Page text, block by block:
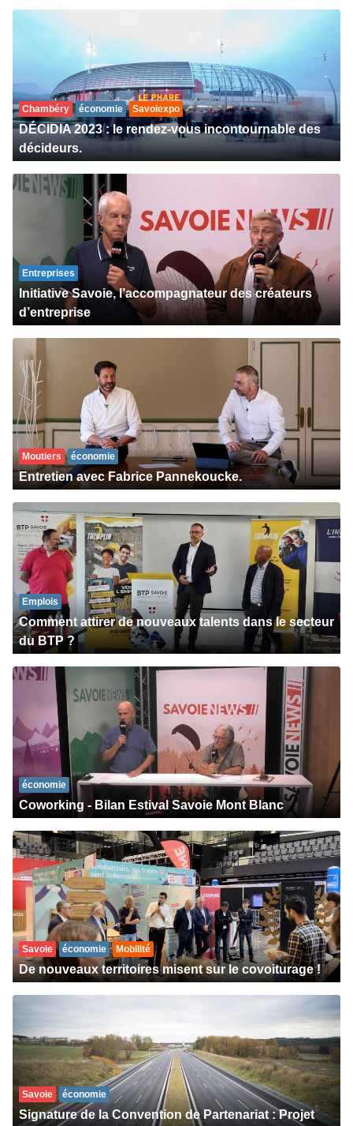
Chambéry économie Savoiexpo
DÉCIDIA 2023 : le rendez-vous incontournable des
décideurs.
Entreprises
Initiative Savoie, l’accompagnateur des créateurs
d’entreprise
Moutiers économie
Entretien avec Fabrice Pannekoucke.
Emplois
Comment attirer de nouveaux talents dans le secteur
du BTP ?
économie
Coworking - Bilan Estival Savoie Mont Blanc
Savoie économie Mobilité
De nouveaux territoires misent sur le covoiturage !
Savoie économie
Signature de la Convention de Partenariat : Projet